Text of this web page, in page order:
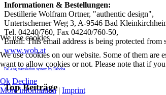
Informationen & Bestellungen:
Destillerie Wolfram Ortner, "authentic design",
Untertscherner Weg 3, A-9546 Bad
Tel. 04240/760, Fax 04240/760-50,
Email:This email address is being protected
www.wob.at
FaLang translation system by Faboba
Top Beiträge
We use cookies
We use cookies on our website. Some of them are
want to allow cookies or not. Please note that if
Ok Decline
More information| Imprint